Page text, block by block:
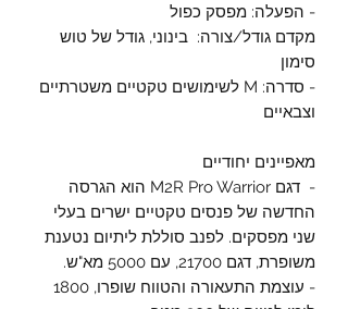
- הפעלה: מפסק כפול
מקדם גודל/צורה: בינוני, גודל של טוש
סימון
- סדרה: M לשימושים טקטיים משטרתיים
וצבאיים
מאפיינים יחודיים
- דגם M2R Pro Warrior הוא הגרסה
החדשה של פנסים טקטיים ישרים בעלי
שני מפסקים. לפנב סוללת ליתיום נטענת
משופרת, דגם 21700, עם 5000 מא"ש.
- עוצמת התעאורה והטווח שופרו, 1800